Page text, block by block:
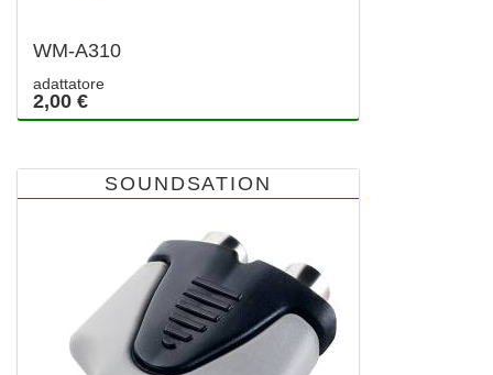
WM-A310
adattatore
2,00 €
SOUNDSATION